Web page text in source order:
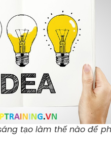
tạo làm thế nào để